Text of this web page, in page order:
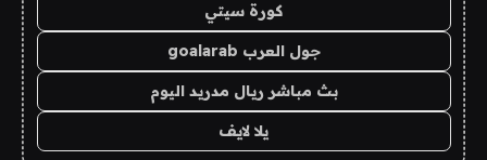
كورة سيتي
جول العرب goalarab
بث مباشر ريال مدريد اليوم
يلا لايف